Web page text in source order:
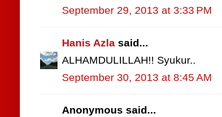
September 29, 2013 at 3:33 PM
Hanis Azla said...
ALHAMDULILLAH!! Syukur..
September 30, 2013 at 8:45 AM
Anonymous said...